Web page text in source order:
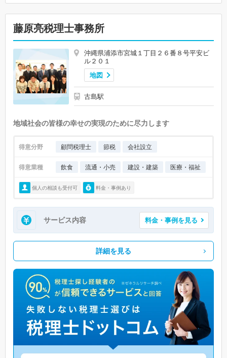
藤原亮税理士事務所
沖縄県浦添市宮城１丁目２６番８号平安ビ
ル２０１
地図
古島駅
地域社会の皆様の幸せの実現のために尽力します
得意分野 顧問税理士 節税 会社設立
得意業種 飲食 流通・小売 建設・建築 医療・福祉
個人の相談も受付可 料金・事例あり
サービス内容 料金・事例を見る
詳細を見る